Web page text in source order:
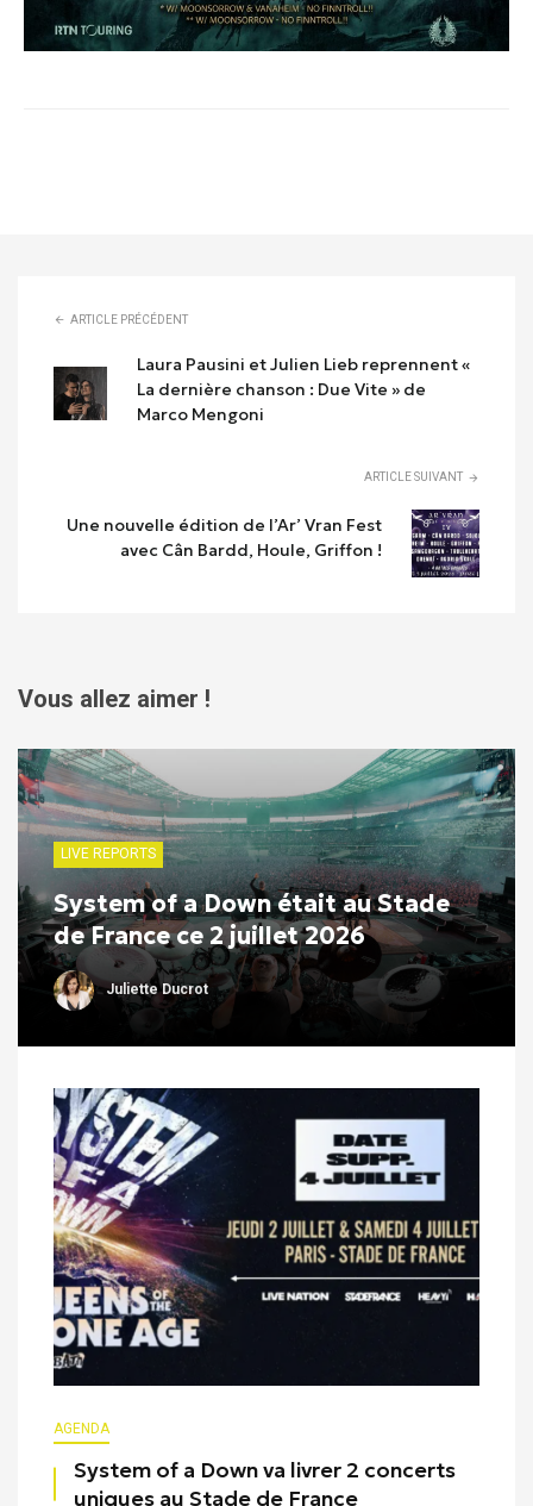
ARTICLE PRÉCÉDENT
Laura Pausini et Julien Lieb reprennent «
La dernière chanson : Due Vite » de
Marco Mengoni
ARTICLE SUIVANT
Une nouvelle édition de l’Ar’ Vran Fest
avec Cân Bardd, Houle, Griffon !
Vous allez aimer !
LIVE REPORTS
System of a Down était au Stade
de France ce 2 juillet 2026
Juliette Ducrot
AGENDA
System of a Down va livrer 2 concerts
uniques au Stade de France